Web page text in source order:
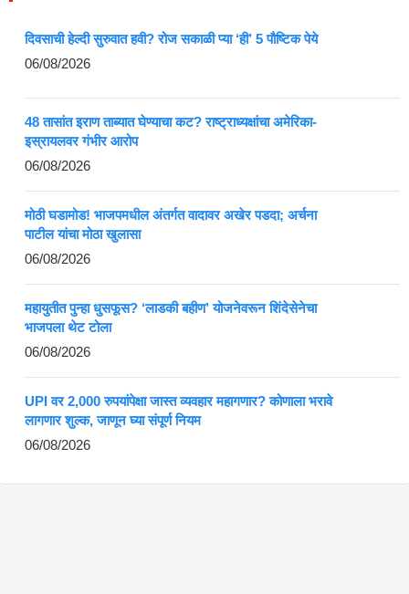
दिवसाची हेल्दी सुरुवात हवी? रोज सकाळी प्या ‘ही’ 5 पौष्टिक पेये
06/08/2026
48 तासांत इराण ताब्यात घेण्याचा कट? राष्ट्राध्यक्षांचा अमेरिका-
इस्रायलवर गंभीर आरोप
06/08/2026
मोठी घडामोड! भाजपमधील अंतर्गत वादावर अखेर पडदा; अर्चना
पाटील यांचा मोठा खुलासा
06/08/2026
महायुतीत पुन्हा धुसफूस? ‘लाडकी बहीण’ योजनेवरून शिंदेसेनेचा
भाजपला थेट टोला
06/08/2026
UPI वर 2,000 रुपयांपेक्षा जास्त व्यवहार महागणार? कोणाला भरावे
लागणार शुल्क, जाणून घ्या संपूर्ण नियम
06/08/2026